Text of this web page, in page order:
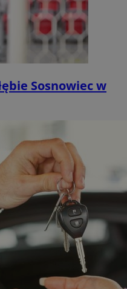
Sosnowiec w